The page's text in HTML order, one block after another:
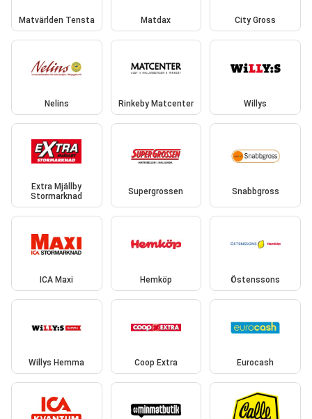
Matvärlden Tensta Matdax City Gross
Nelins Rinkeby Matcenter Willys
Extra Mjällby
Stormarknad
Supergrossen Snabbgross
ICA Maxi Hemköp Östenssons
Willys Hemma Coop Extra Eurocash